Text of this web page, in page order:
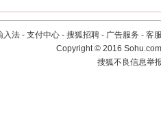
入法 - 支付中心 - 搜狐招聘 - 广告服务 - 客
Copyright©2016
搜狐不良信息举